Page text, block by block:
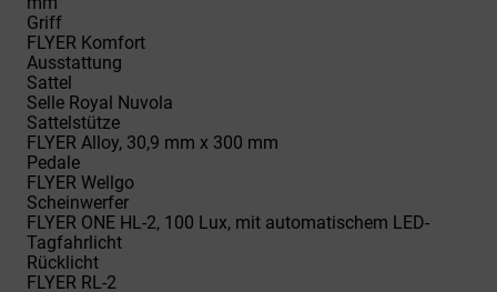
Griff
FLYER Komfort
Ausstattung
Sattel
Selle Royal Nuvola
Sattelstütze
FLYER Alloy, 30,9 mm x 300 mm
Pedale
FLYER Wellgo
Scheinwerfer
FLYER ONE HL-2, 100 Lux, mit automatischem LED-
Tagfahrlicht
Rücklicht
FLYER RL-2